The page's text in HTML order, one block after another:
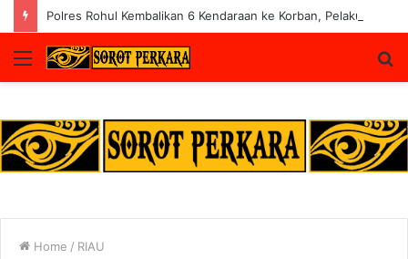
Menu
Home / RIAU